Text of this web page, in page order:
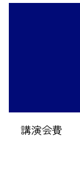
講演会費